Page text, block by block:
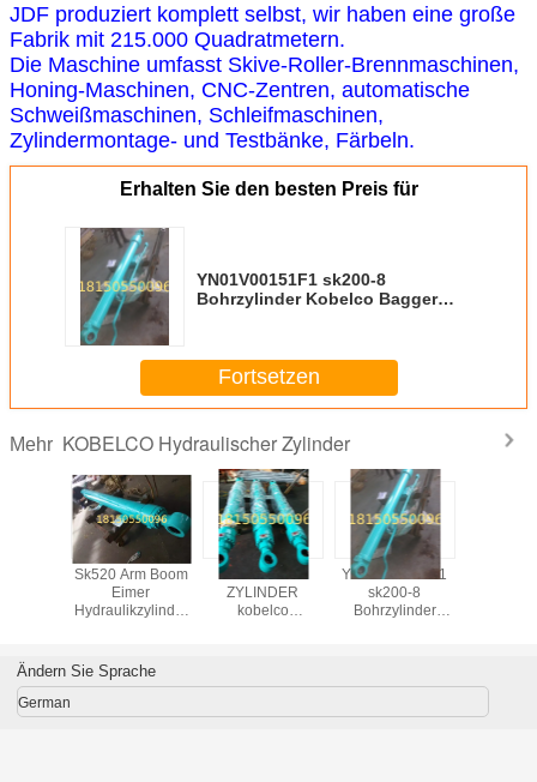
JDF produziert komplett selbst, wir haben eine große
Fabrik mit 215.000 Quadratmetern.
Die Maschine umfasst Skive-Roller-Brennmaschinen,
Honing-Maschinen, CNC-Zentren, automatische
Schweißmaschinen, Schleifmaschinen,
Zylindermontage- und Testbänke, Färbeln.
Erhalten Sie den besten Preis für
YN01V00151F1 sk200-8
Bohrzylinder Kobelco Bagger
Fortsetzen
Mehr KOBELCO Hydraulischer Zylinder
Sk520 Arm Boom
Eimer
Hydraulikzylinder
Bagger
Hydraulikzylinder
Sk210-6 Arm
ZYLINDER
kobelco
YN01V00151F1
sk200-8
Bohrzylinder
Ändern Sie Sprache
German